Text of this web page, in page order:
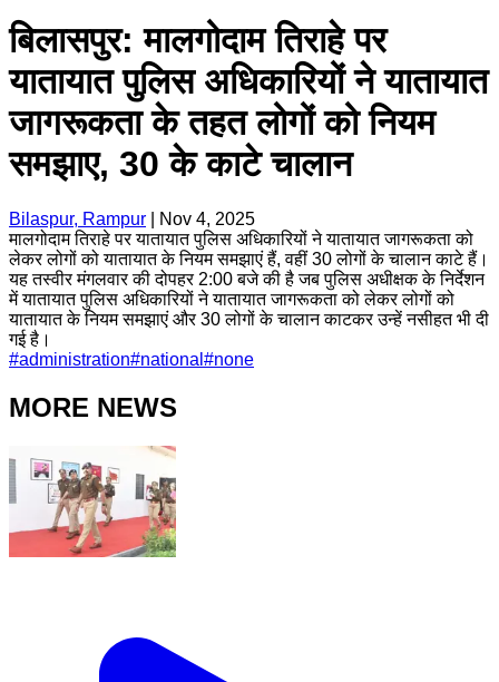
बिलासपुर: मालगोदाम तिराहे पर
यातायात पुलिस अधिकारियों ने यातायात
जागरूकता के तहत लोगों को नियम
समझाए, 30 के काटे चालान
Bilaspur, Rampur
Nov 4, 2025
मालगोदाम तिराहे पर यातायात पुलिस अधिकारियों ने यातायात जागरूकता को
लेकर लोगों को यातायात के नियम समझाएं हैं, वहीं 30 लोगों के चालान काटे हैं।
यह तस्वीर मंगलवार की दोपहर 2:00 बजे की है जब पुलिस अधीक्षक के निर्देशन
में यातायात पुलिस अधिकारियों ने यातायात जागरूकता को लेकर लोगों को
यातायात के नियम समझाएं और 30 लोगों के चालान काटकर उन्हें नसीहत भी दी
गई है।
#administration#national #none
MORE NEWS